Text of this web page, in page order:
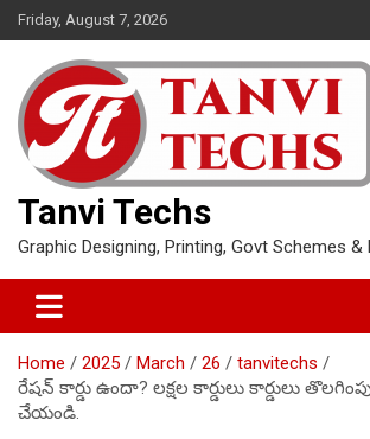
Skip
to
content
Friday, August 7, 2026
Tanvi Techs
Graphic Designing, Printing, Govt Schemes &
Home 2025 March 26
tanvitechs
రేషన్ కార్డు ఉందా? లక్షల కార్డులు కార్డులు
చేయండి.